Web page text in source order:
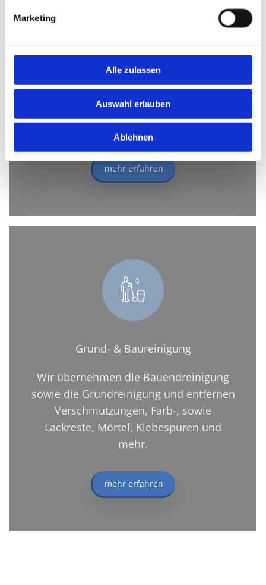
Marketing
Alle zulassen
Auswahl erlauben
Ablehnen
folgender Nummer bei uns: 040
mehr erfahren
Grund- & Baureinigung
Wir übernehmen die Bauendreinigung
sowie die Grundreinigung und entfernen
Verschmutzungen, Farb-, sowie
Lackreste, Mörtel, Klebespuren und
mehr.
mehr erfahren